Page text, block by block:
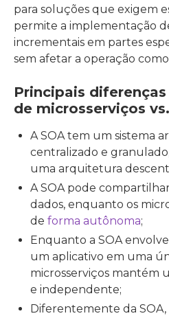
para soluções que exigem
permite a implementação
incrementais em partes
sem afetar a operação
Principais
de microsserviços
A SOA tem um sistema
centralizado e
uma arquitetura
A SOA pode
dados, enquanto os
de forma autônoma;
Enquanto a SOA
um aplicativo em uma
microsserviços mantém
e independente;
Diferentemente da